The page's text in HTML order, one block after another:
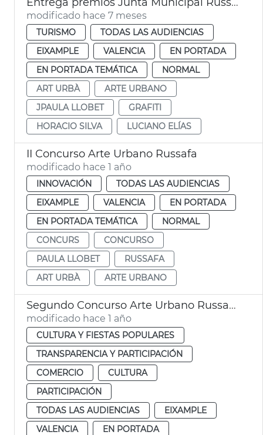
modificado hace 7 meses
TURISMO
TODAS LAS AUDIENCIAS
EIXAMPLE
VALENCIA
EN PORTADA
EN PORTADA TEMÁTICA
NORMAL
ART URBÀ
ARTE URBANO
JPAULA LLOBET
GRAFITI
HORACIO SILVA
LUCIANO ELÍAS
II Concurso Arte Urbano Russafa
modificado hace 1 año
INNOVACIÓN
TODAS LAS AUDIENCIAS
EIXAMPLE
VALENCIA
EN PORTADA
EN PORTADA TEMÁTICA
NORMAL
CONCURS
CONCURSO
PAULA LLOBET
RUSSAFA
ART URBÀ
ARTE URBANO
Segundo Concurso Arte Urbano Russafa Ayuntamiento Valéncia
modificado hace 1 año
CULTURA Y FIESTAS POPULARES
TRANSPARENCIA Y PARTICIPACIÓN
COMERCIO
CULTURA
PARTICIPACIÓN
TODAS LAS AUDIENCIAS
EIXAMPLE
VALENCIA
EN PORTADA